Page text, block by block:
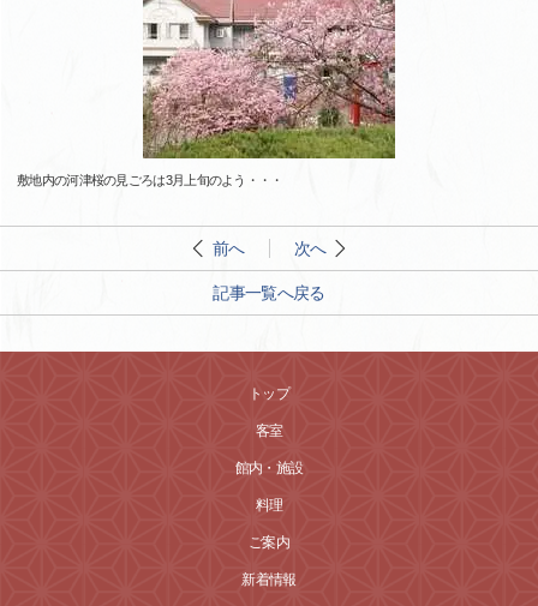
敷地内の河津桜の見ごろは3月上旬のよう・・・
前へ 次へ
記事一覧へ戻る
トップ
客室
館内・施設
料理
ご案内
新着情報